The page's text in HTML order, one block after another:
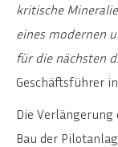
kritische
eines modernen
für die nächsten
Geschäftsführer
Die
Bau der